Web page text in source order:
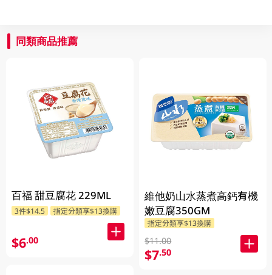
同類商品推薦
百福 甜豆腐花 229ML
3件$14.5 指定分類享$13換購
$6.00
維他奶山水蒸煮高鈣有機
嫩豆腐350GM
指定分類享$13換購
$11.00
$7.50